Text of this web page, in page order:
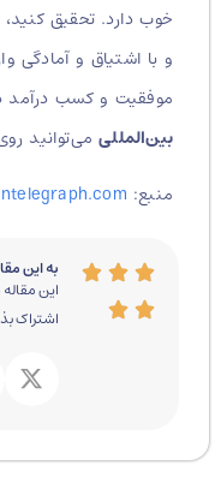
خوب دارد. تحقیق کنید،
و با اشتیاق و آمادگی وارد
موفقیت و کسب درآمد
بین‌المللیمی‌توانید روی
منبع:cointelegraph.com
به این مقاله
این مقاله
اشتراک بذار